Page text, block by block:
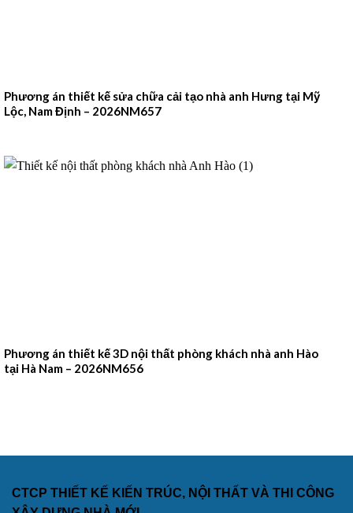
Phương án thiết kế sửa chữa cải tạo nhà anh Hưng tại Mỹ
Lộc, Nam Định – 2026NM657
Phương án thiết kế 3D nội thất phòng khách nhà anh Hào
tại Hà Nam – 2026NM656
CTCP THIẾT KẾ KIẾN TRÚC, NỘI THẤT VÀ THI CÔNG